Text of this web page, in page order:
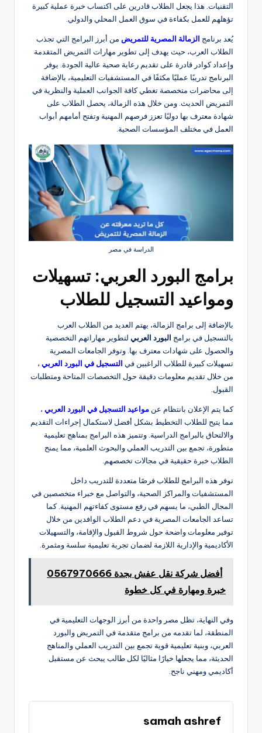
التقنيات. هذا يجعل الطلاب قادرين على اكتساب خبرة عملية كبيرة
تؤهلهم للعمل بكفاءة في سوق العمل المحلي والدولي.
يُعد برنامج الزمالة المصرية للتمريض من أبرز البرامج التي تجذب
الطلاب العرب، حيث يهدف إلى تطوير مهارات التمريض المتقدمة
وإعداد كوادر قادرة على تقديم رعاية صحية عالية الجودة. يوفر
البرنامج تدريبًا عمليًا مكثفًا في المستشفيات التعليمية، بالإضافة
إلى محاضرات متخصصة تغطي كافة الجوانب العملية والنظرية في
التمريض الحديث. ومن خلال هذه الزمالة، يحصل الطلاب على
شهادة معترف بها دوليًا تعزز فرصهم المهنية وتفتح أمامهم أبواب
العمل في مختلف المؤسسات الصحية.
الدراسة في مصر
برامج البورد العربي: تسهيلات
ومواعيد التسجيل للطلاب
بالإضافة إلى برامج الزمالة، يهتم العديد من الطلاب العرب
بالتسجيل في برامج البورد العربي لتطوير مهاراتهم التخصصية
والحصول على شهادات معترف بها. وتوفر الجامعات المصرية
تسهيلات كبيرة للطلاب الراغبين في التسجيل في البورد العربي ،
من خلال تقديم معلومات دقيقة حول التخصصات المتاحة ومتطلبات
القبول.
كما يتم الإعلان بانتظام عن مواعيد التسجيل في البورد العربي ،
مما يتيح للطلاب التخطيط بشكل أفضل لاستكمال إجراءات التقديم
والالتحاق بالبرامج الدراسية. وتتميز هذه البرامج بمناهج تعليمية
متطورة، تجمع بين التدريب العملي والبحوث العلمية، مما يمنح
الطلاب خبرة حقيقية في مجالات تخصصهم.
توفر هذه البرامج للطلاب فرصًا متعددة للتدريب داخل
المستشفيات والمراكز الصحية، والتواصل مع خبراء متخصصين في
المجال الطبي، ما يسهم في رفع مستوى كفاءتهم المهنية. كما
تساعد الجامعات المصرية في دعم الطلاب الوافدين من خلال
توفير معلومات واضحة حول شروط القبول والإقامة، والتسهيلات
الأكاديمية والإدارية اللازمة لضمان تجربة تعليمية سلسة ومثمرة.
أفضل شركة نقل عفش بجدة 0567970666
خبرة ومهارة في كل خطوة
وفي النهاية، تظل مصر واحدة من أبرز الوجهات التعليمية في
المنطقة، لما تقدمه من برامج متقدمة في التمريض والبورد
العربي، وبنية تعليمية قوية تجمع بين التدريب العملي والمناهج
الحديثة، مما يجعلها خيارًا مثاليًا لكل طالب يبحث عن مستقبل
أكاديمي ومهني ناجح.
samah ashref